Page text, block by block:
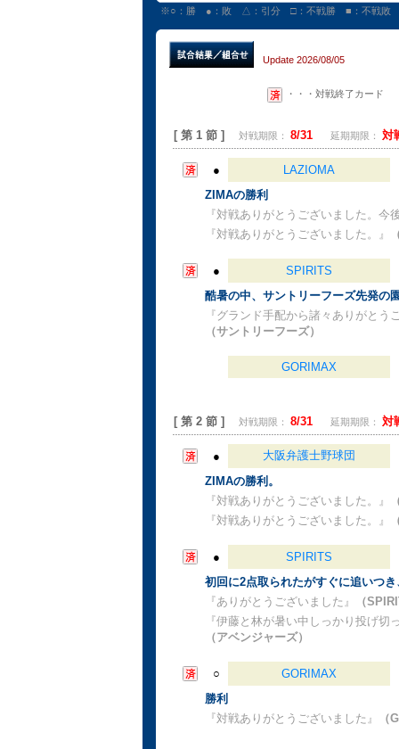
※○：勝 ●：敗 △：引分 □：不戦勝 ■：不戦敗
Update 2026/08/05
・・・対戦終了カード
[ 第 1 節 ] 対戦期限： 8/31 延期期限： 対
●
LAZIOMA
ZIMAの勝利
『対戦ありがとうございました。
『対戦ありがとうございました。』
●
SPIRITS
酷暑の中、サントリーフーズ先発の
『グランド手配から諸々ありがと
（サントリーフーズ）
GORIMAX
[ 第 2 節 ] 対戦期限： 8/31 延期期限： 対
●
大阪弁護士野球団
ZIMAの勝利。
『対戦ありがとうございました。』
『対戦ありがとうございました。』
●
SPIRITS
初回に2点取られたがすぐに追いつ
『ありがとうございました』
（
『伊藤と林が暑い中しっかり投げ
（アベンジャーズ）
○
GORIMAX
勝利
『対戦ありがとうございました』
（